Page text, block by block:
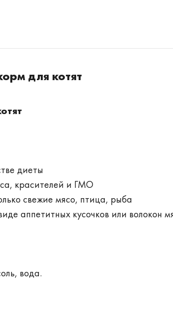
для котят
диеты
красителей и ГМО
свежие мясо, птица, рыба
аппетитных кусочков или волокон
вода.